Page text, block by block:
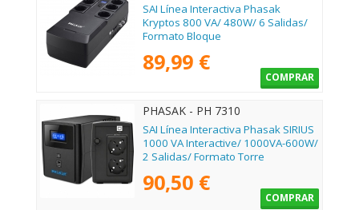
SAI Línea Interactiva Phasak
Kryptos 800 VA/ 480W/ 6 Salidas/
Formato Bloque
89,99 €
COMPRAR
PHASAK - PH 7310
SAI Línea Interactiva Phasak SIRIUS
1000 VA Interactive/ 1000VA-600W/
2 Salidas/ Formato Torre
90,50 €
COMPRAR